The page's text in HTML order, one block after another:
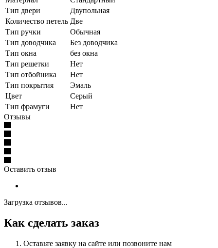
Тип двери
Двупольная
Количество петель Две
Тип ручки
Обычная
Тип доводчика
Без доводчика
Тип окна
без окна
Тип решетки
Нет
Тип отбойника
Нет
Тип покрытия
Эмаль
Цвет
Серый
Тип фрамуги
Нет
Отзывы
Оставить отзыв
Загрузка отзывов...
Как сделать заказ
Оставьте заявку на сайте или позвоните нам